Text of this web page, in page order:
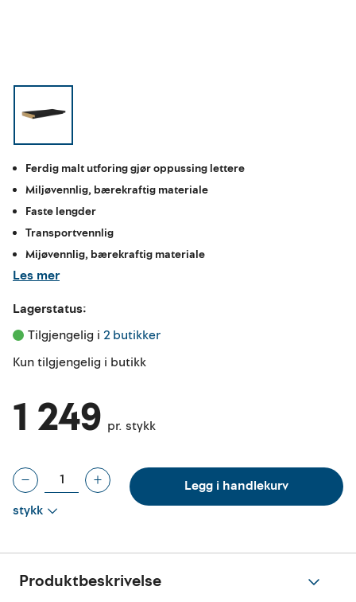
Ferdig malt utforing gjør oppussing lettere
Miljøvennlig, bærekraftig materiale
Faste lengder
Transportvennlig
Mijøvennlig, bærekraftig materiale
Les mer
Lagerstatus:
Tilgjengelig i 2 butikker
Kun tilgjengelig i butikk
1 249 pr. stykk
stykk
Legg i handlekurv
Produktbeskrivelse